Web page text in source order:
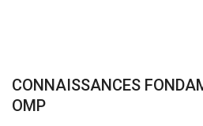
CONNAISSANCES
OMP